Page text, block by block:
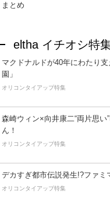
まとめ
eltha イチオシ特
マクドナルドが40年にわたり
園」
オリコンタイアップ特集
森崎ウィン×向井康二“両片思い
ん！
オリコンタイアップ特集
デカすぎ都市伝説発生!?ファミ
オリコンタイアップ特集